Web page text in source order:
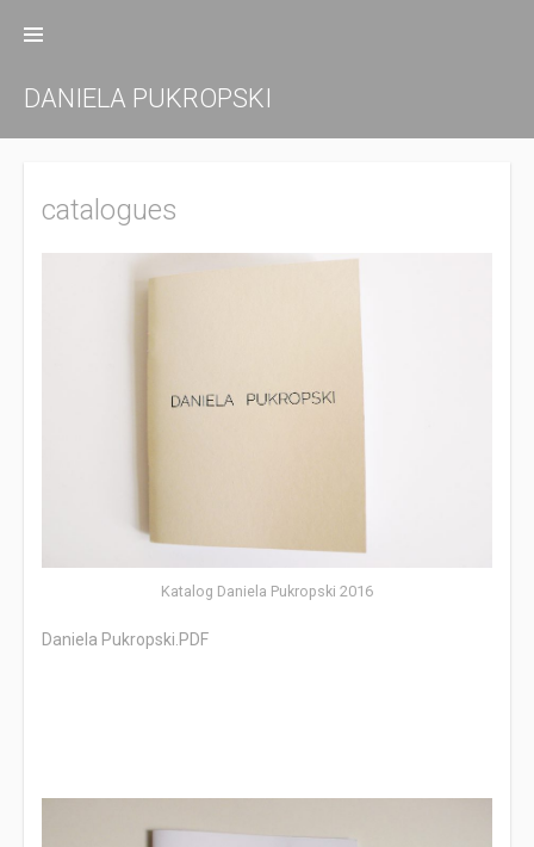
Inhalt
DANIELA PUKROPSKI
catalogues
Katalog Daniela Pukropski 2016
Daniela Pukropski.PDF